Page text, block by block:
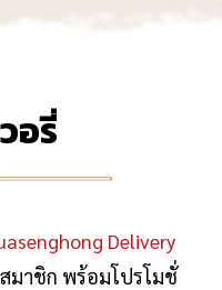
อรี่
Delivery
มาชิก พร้อมโปรโมชั่